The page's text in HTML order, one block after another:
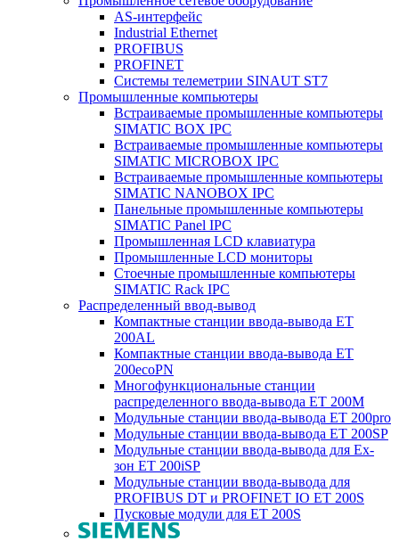
AS-интерфейс
Industrial Ethernet
PROFIBUS
PROFINET
Системы телеметрии SINAUT ST7
Промышленные компьютеры
Встраиваемые промышленные компьютеры
SIMATIC BOX IPC
Встраиваемые промышленные компьютеры
SIMATIC MICROBOX IPC
Встраиваемые промышленные компьютеры
SIMATIC NANOBOX IPC
Панельные промышленные компьютеры
SIMATIC Panel IPC
Промышленная LCD клавиатура
Промышленные LCD мониторы
Стоечные промышленные компьютеры
SIMATIC Rack IPC
Распределенный ввод-вывод
Компактные станции ввода-вывода ET
200AL
Компактные станции ввода-вывода ET
200ecoPN
Многофункциональные станции
распределенного ввода-вывода ET 200M
Модульные станции ввода-вывода ET 200pro
Модульные станции ввода-вывода ET 200SP
Модульные станции ввода-вывода для Ex-
зон ET 200iSP
Модульные станции ввода-вывода для
PROFIBUS DT и PROFINET IO ET 200S
Пусковые модули для ET 200S